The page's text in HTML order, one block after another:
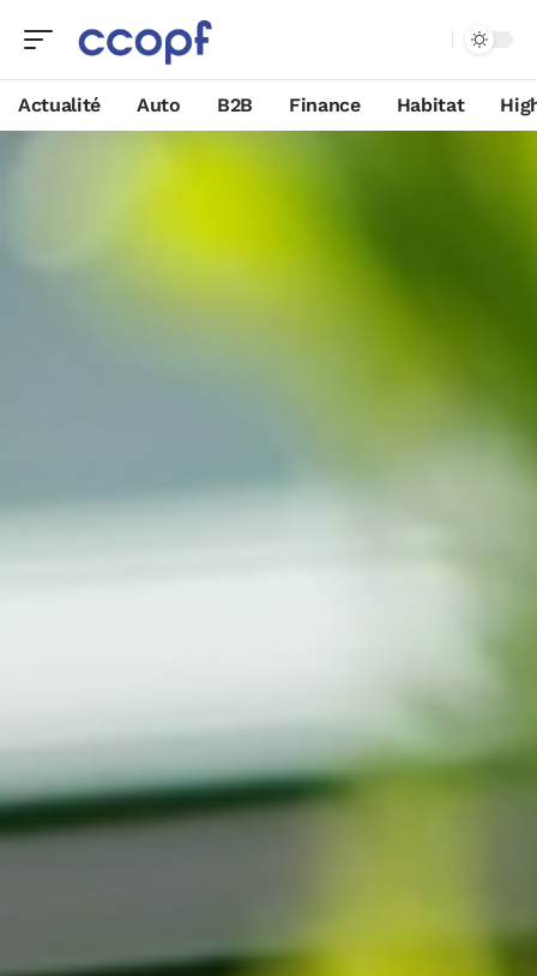
Actualité Auto B2B Finance Habitat